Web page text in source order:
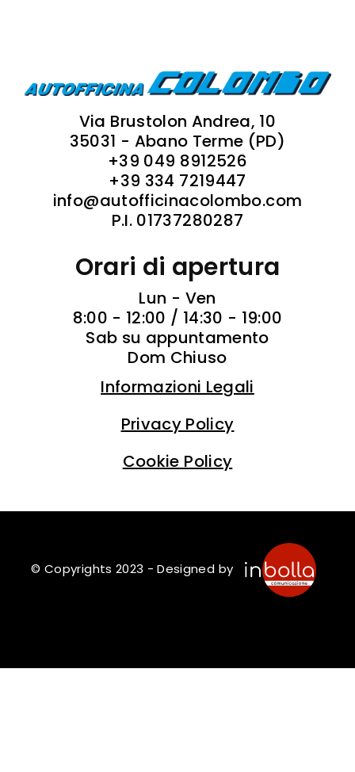
Via Brustolon Andrea, 10
35031 - Abano Terme (PD)
+39 049 8912526
+39 334 7219447
info@autofficinacolombo.com
P.I. 01737280287
Orari di apertura
Lun - Ven
8:00 - 12:00 / 14:30 - 19:00
Sab su appuntamento
Dom Chiuso
Informazioni Legali
Privacy Policy
Cookie Policy
© Copyrights 2023 - Designed by